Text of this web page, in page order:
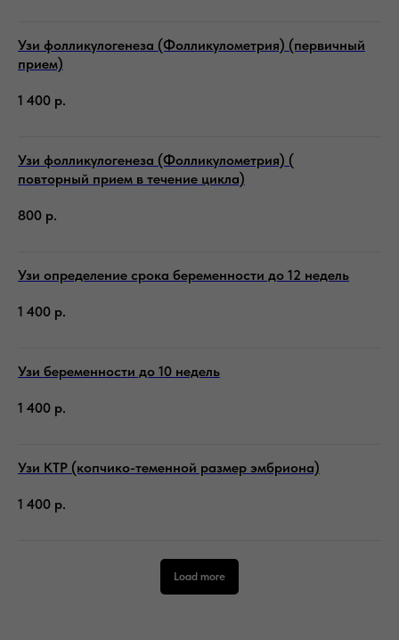
Узи фолликулогенеза (Фолликулометрия) (первичный
прием)
1 400 р.
Узи фолликулогенеза (Фолликулометрия) (
повторный прием в течение цикла)
800 р.
Узи определение срока беременности до 12 недель
1 400 р.
Узи беременности до 10 недель
1 400 р.
Узи КТР (копчико-теменной размер эмбриона)
1 400 р.
Load more